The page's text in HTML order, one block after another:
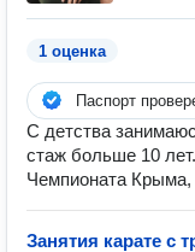
1 оценка
Паспорт
С детства
стаж больше 10
Чемпионата
Занятия карате с